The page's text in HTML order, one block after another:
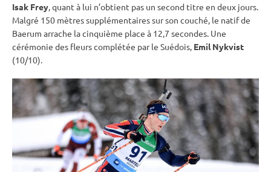
Isak Frey, quant à lui n’obtient pas un second titre en deux jours.
Malgré 150 mètres supplémentaires sur son couché, le natif de
Baerum arrache la cinquième place à 12,7 secondes. Une
cérémonie des fleurs complétée par le Suédois, Emil Nykvist
(10/10).